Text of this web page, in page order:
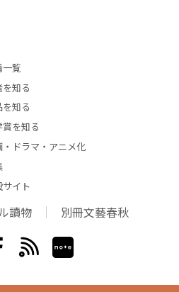
一覧
を知る
を知る
賞を知る
・ドラマ・アニメ化
サイト
讀物 別冊文藝春秋